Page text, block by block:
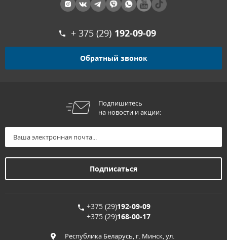
+ 375 (29) 192-09-09
Обратный звонок
Подпишитесь
на новости и акции:
+375 (29)192-09-09
+375 (29)168-00-17
Республика Беларусь, г. Минск, ул.